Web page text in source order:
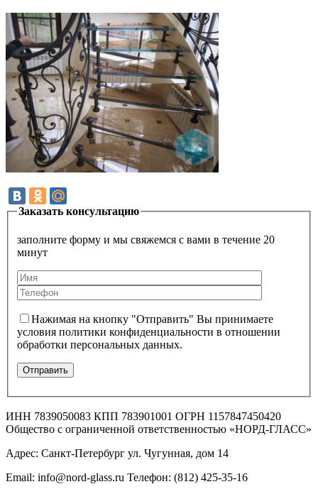
Заказать консультацию
заполните форму и мы свяжемся с вами в течение 20
минут
Нажимая на кнопку "Отправить" Вы принимаете
условия политики конфиденциальности в отношении
обработки персональных данных.
ИНН 7839050083 КПП 783901001 ОГРН 1157847450420
Общество с ограниченной ответственностью «НОРД-ГЛАСС»
Адрес: Санкт-Петербург ул. Чугунная, дом 14
Email: info@nord-glass.ru Телефон: (812) 425-35-16